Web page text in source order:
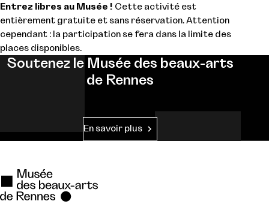
Entrez libres au Musée ! Cette activité est
entièrement gratuite et sans réservation. Attention
cependant : la participation se fera dans la limite des
places disponibles.
Soutenez le Musée des beaux-arts
de Rennes
En savoir plus